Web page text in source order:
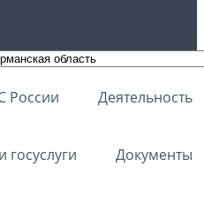
России Деятельность
госуслуги Документы